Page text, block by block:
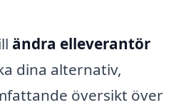
ändra elleverantör
dina alternativ,
översikt över